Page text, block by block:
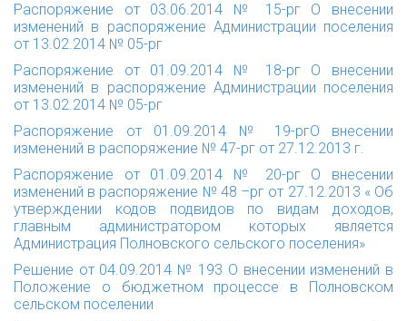
Распоряжение от 03.06.2014 № 15-рг
О внесении
изменений в распоряжение Администрации поселения
от 13.02.2014 № 05-рг
Распоряжение от 01.09.2014 № 18-рг О внесении
изменений в распоряжение Администрации поселения
от 13.02.2014 № 05-рг
Распоряжение от 01.09.2014 № 19-ргО внесении
изменений в распоряжение № 47-рг от 27.12.2013 г.
Распоряжение от 01.09.2014 № 20-рг О внесении
изменений в распоряжение № 48 –рг от 27.12.2013 « Об
утверждении кодов подвидов по видам доходов,
главным администратором которых является
Администрация Полновского сельского поселения»
Решение от 04.09.2014 № 193 О внесении изменений в
Положение о бюджетном процессе в Полновском
сельском поселении